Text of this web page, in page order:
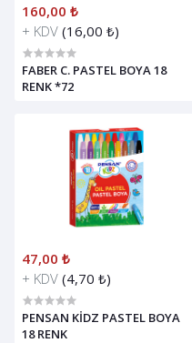
160,00 ₺
+ KDV (16,00 ₺)
FABER C. PASTEL BOYA 18
RENK *72
47,00 ₺
+ KDV (4,70 ₺)
PENSAN KİDZ PASTEL BOYA
18 RENK